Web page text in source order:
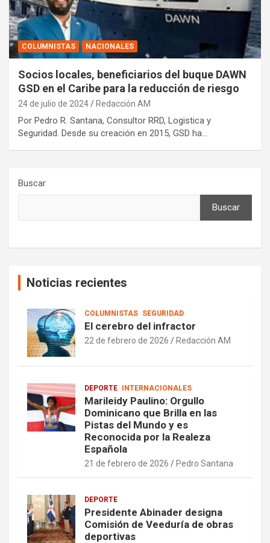
COLUMNISTAS NACIONALES
Socios locales, beneficiarios del buque DAWN
GSD en el Caribe para la reducción de riesgo
24 de julio de 2024 Redacción AM
Por Pedro R. Santana, Consultor RRD, Logistica y
Seguridad. Desde su creación en 2015, GSD ha…
Buscar
Buscar
Noticias recientes
COLUMNISTAS SEGURIDAD
El cerebro del infractor
22 de febrero de 2026 Redacción AM
DEPORTE INTERNACIONALES
Marileidy Paulino: Orgullo
Dominicano que Brilla en las
Pistas del Mundo y es
Reconocida por la Realeza
Española
21 de febrero de 2026 Pedro Santana
DEPORTE
Presidente Abinader designa
Comisión de Veeduría de obras
deportivas